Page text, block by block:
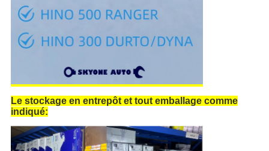
Le stockage en entrepôt et tout emballage comme
indiqué: